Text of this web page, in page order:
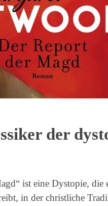
der
ist eine Dystopie, die
in der christliche